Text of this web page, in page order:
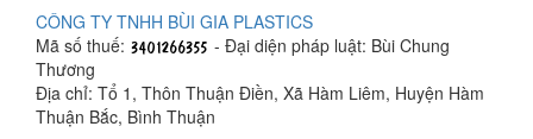
CÔNG TY TNHH BÙI GIA PLASTICS
Mã số thuế:
- Đại diện pháp luật: Bùi Chung
Thương
Địa chỉ: Tổ 1, Thôn Thuận Điền, Xã Hàm Liêm, Huyện Hàm
Thuận Bắc, Bình Thuận